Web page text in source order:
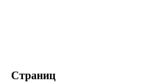
Страниц